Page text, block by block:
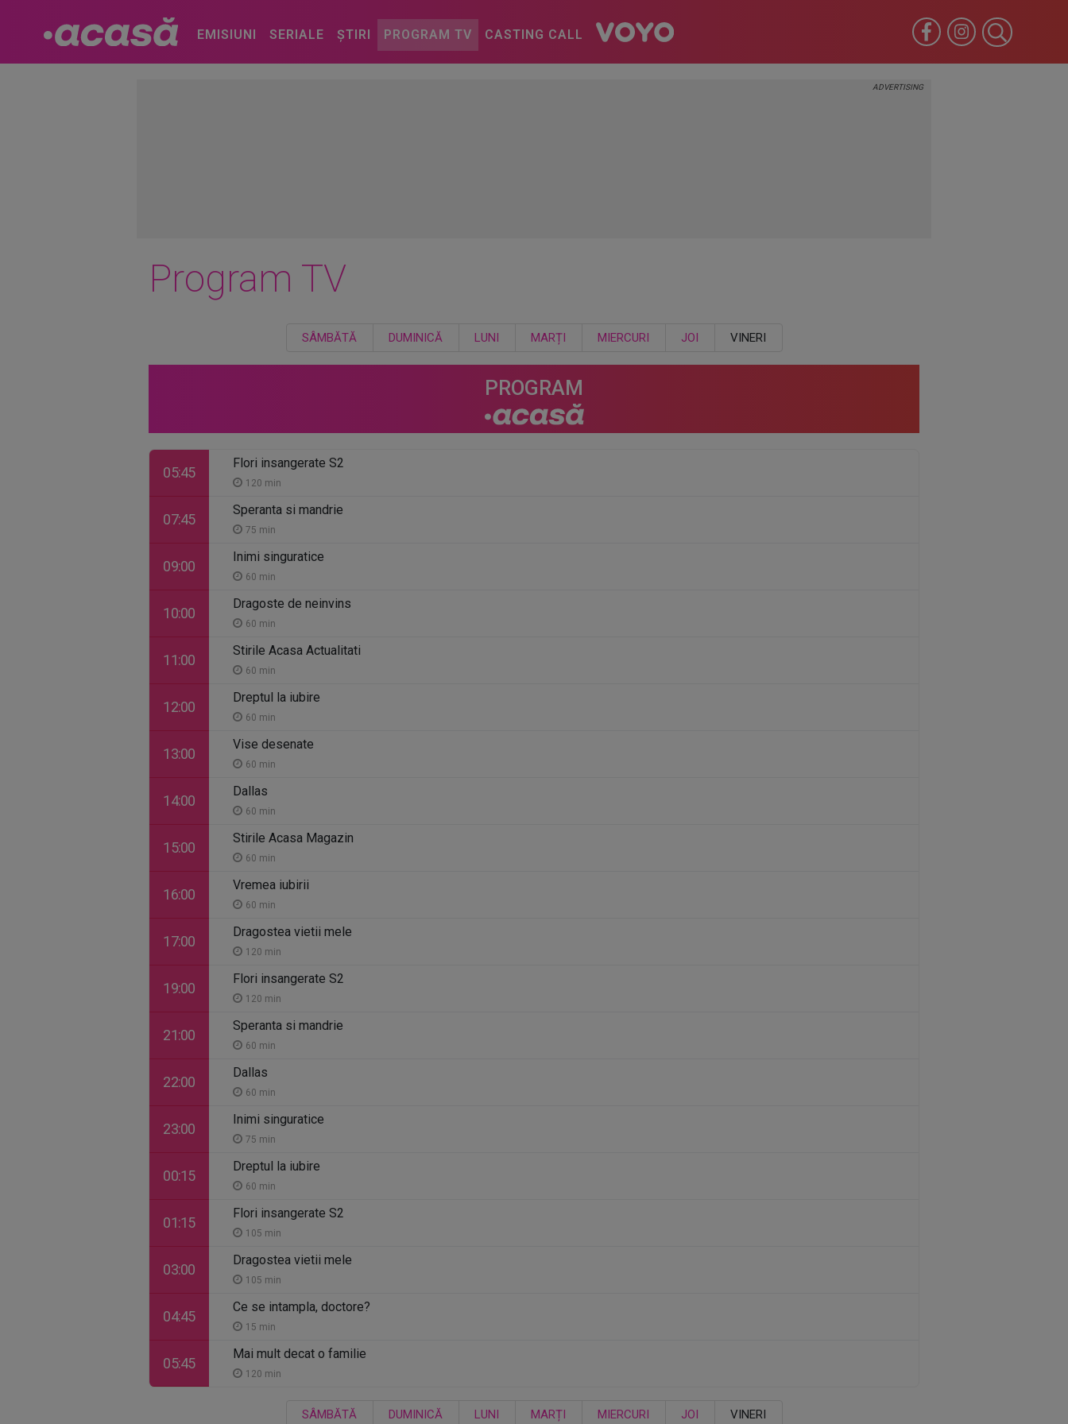
EMISIUNI SERIALE ȘTIRI PROGRAM TV CASTING CALL
Program TV
SÂMBĂTĂ DUMINICĂ LUNI MARȚI MIERCURI JOI VINERI
PROGRAM
05:45
Flori insangerate S2
120 min
07:45
Speranta si mandrie
75 min
09:00
Inimi singuratice
60 min
10:00
Dragoste de neinvins
60 min
11:00
Stirile Acasa Actualitati
60 min
12:00
Dreptul la iubire
60 min
13:00
Vise desenate
60 min
14:00
Dallas
60 min
15:00
Stirile Acasa Magazin
60 min
16:00
Vremea iubirii
60 min
17:00
Dragostea vietii mele
120 min
19:00
Flori insangerate S2
120 min
21:00
Speranta si mandrie
60 min
22:00
Dallas
60 min
23:00
Inimi singuratice
75 min
00:15
Dreptul la iubire
60 min
01:15
Flori insangerate S2
105 min
03:00
Dragostea vietii mele
105 min
04:45
Ce se intampla, doctore?
15 min
05:45
Mai mult decat o familie
120 min
SÂMBĂTĂ DUMINICĂ LUNI MARȚI MIERCURI JOI VINERI